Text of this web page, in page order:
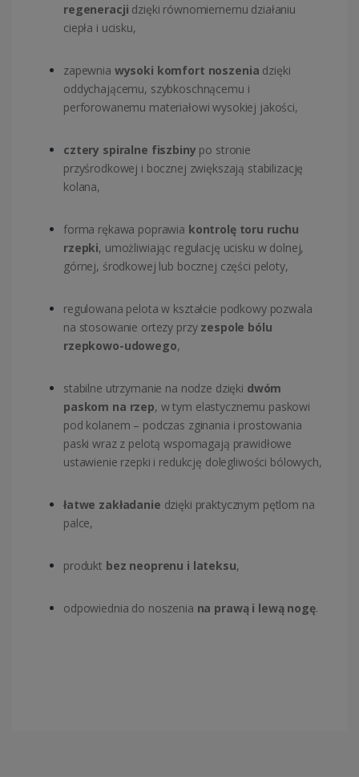
regeneracji dzięki równomiernemu działaniu
ciepła i ucisku,
zapewnia wysoki komfort noszenia dzięki
oddychającemu, szybkoschnącemu i
perforowanemu materiałowi wysokiej jakości,
cztery spiralne fiszbiny po stronie
przyśrodkowej i bocznej zwiększają stabilizację
kolana,
forma rękawa poprawia kontrolę toru ruchu
rzepki, umożliwiając regulację ucisku w dolnej,
górnej, środkowej lub bocznej części peloty,
regulowana pelota w kształcie podkowy pozwala
na stosowanie ortezy przy zespole bólu
rzepkowo-udowego,
stabilne utrzymanie na nodze dzięki dwóm
paskom na rzep, w tym elastycznemu paskowi
pod kolanem – podczas zginania i prostowania
paski wraz z pelotą wspomagają prawidłowe
ustawienie rzepki i redukcję dolegliwości bólowych,
łatwe zakładanie dzięki praktycznym pętlom na
palce,
produkt bez neoprenu i lateksu,
odpowiednia do noszenia na prawą i lewą nogę.